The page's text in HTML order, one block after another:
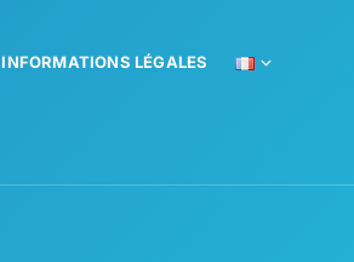
INFORMATIONS LÉGALES